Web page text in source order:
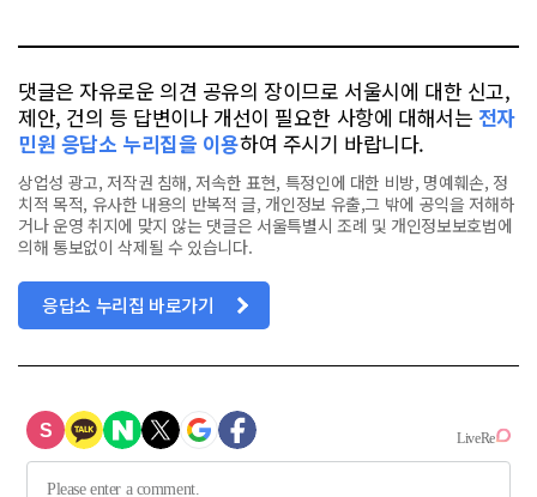
댓글은 자유로운 의견 공유의 장이므로 서울시에 대한 신고,
제안, 건의 등 답변이나 개선이 필요한 사항에 대해서는 전자
민원 응답소 누리집을 이용하여 주시기 바랍니다.
상업성 광고, 저작권 침해, 저속한 표현, 특정인에 대한 비방, 명예훼손, 정
치적 목적, 유사한 내용의 반복적 글, 개인정보 유출,그 밖에 공익을 저해하
거나 운영 취지에 맞지 않는 댓글은 서울특별시 조례 및 개인정보보호법에
의해 통보없이 삭제될 수 있습니다.
응답소 누리집 바로가기